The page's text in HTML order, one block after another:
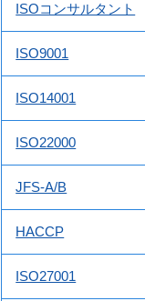
ISOコンサルタント
ISO9001
ISO14001
ISO22000
JFS-A/B
HACCP
ISO27001